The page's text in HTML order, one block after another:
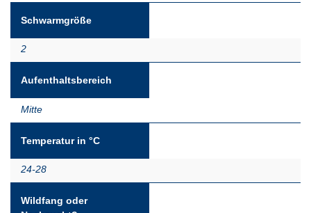
Schwarmgröße
2
Aufenthaltsbereich
Mitte
Temperatur in °C
24-28
Wildfang oder